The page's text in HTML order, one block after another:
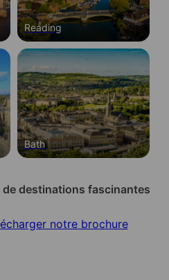
Reading
Bath
destinations fascinantes
notre brochure